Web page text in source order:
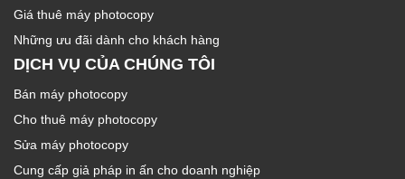
Giá thuê máy photocopy
Những ưu đãi dành cho khách hàng
DỊCH VỤ CỦA CHÚNG TÔI
Bán máy photocopy
Cho thuê máy photocopy
Sửa máy photocopy
Cung cấp giả pháp in ấn cho doanh nghiệp